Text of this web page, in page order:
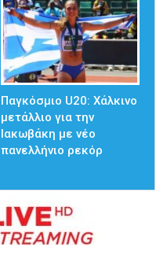
Παγκόσμιο U20: Χάλκινο
μετάλλιο για την
Ιακωβάκη με νέο
πανελλήνιο ρεκόρ